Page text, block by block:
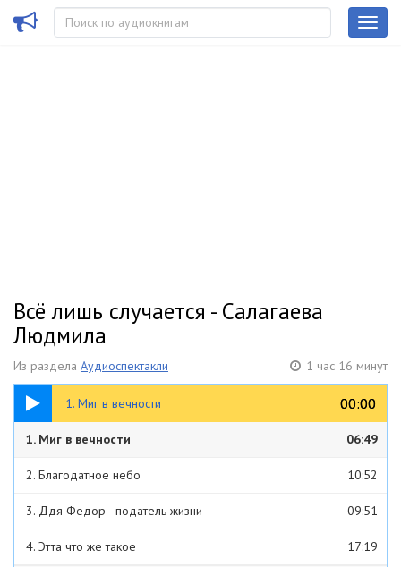
Всё лишь случается - Салагаева
Людмила
Из раздела Аудиоспектакли 1 час 16 минут
1. Миг в вечности 00:00
00:00
06:49
1. Миг в вечности 06:49
2. Благодатное небо 10:52
3. Ддя Федор - податель жизни 09:51
4. Этта что же такое 17:19